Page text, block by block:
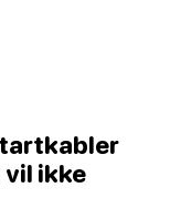
ikke